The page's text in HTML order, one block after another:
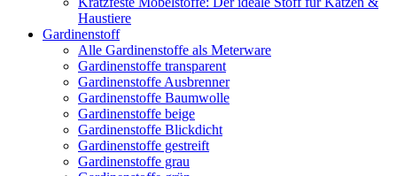
Haustiere
Gardinenstoff
Alle Gardinenstoffe als Meterware
Gardinenstoffe transparent
Gardinenstoffe Ausbrenner
Gardinenstoffe Baumwolle
Gardinenstoffe beige
Gardinenstoffe Blickdicht
Gardinenstoffe gestreift
Gardinenstoffe grau